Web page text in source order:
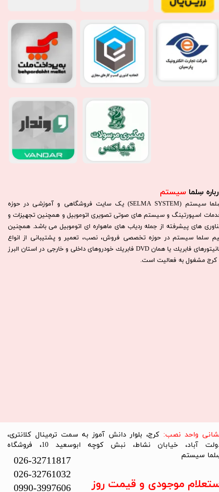
سِلما سیستم​​​​​​​
سِلما سيستم (SELMA SYSTEM) یک سایت فروشگاهی و آموزشی در حوزه
اسپورتینگ و سیستم های صوتی تصویری اتوموبیل و همچنین تجهیزات و
های پیشرفته از جمله ردیاب های ماهواره ای اتوموبیل می باشد. همچنين
سلما سيستم در حوزه تخصصی فروش، نصب، تعمير و پشتيبانی از انواع
مانيتورهای فابريك يا همان DVD فابريك خودروهای داخلی و خارجی در استان البرز
كرج مشغول به فعاليت است.​​​​​​​
واحد نصب: کرج، بلوار دانش آموز به سمت ترمینال کلانتری،
دولت آباد، خیابان نشاط، نبش کوچه ابوسعید 10، فروشگاه
سیستم​​​​​​​
026-32711817
026-32761032
0990-3997606
موجودی و قیمت روز